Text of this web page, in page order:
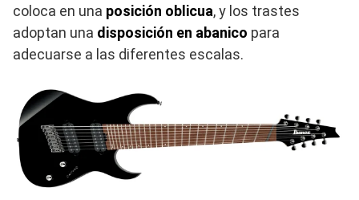
coloca en una posición oblicua, y los trastes
adoptan una disposición en abanico para
adecuarse a las diferentes escalas.